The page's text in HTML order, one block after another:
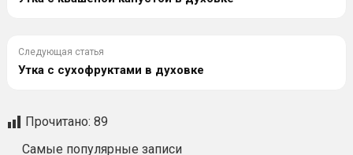
Следующая статья
Утка с сухофруктами в духовке
Прочитано: 89
Самые популярные записи